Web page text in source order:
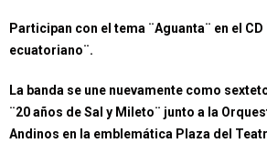
Participan con el tema ¨Aguanta¨ en el
ecuatoriano¨.
La banda se une nuevamente como
¨20 años de Sal y Mileto¨ junto a la
Andinos en la emblemática Plaza del